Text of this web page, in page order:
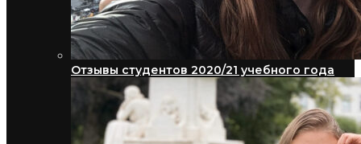
Отзывы студентов 2020/21 учебного года